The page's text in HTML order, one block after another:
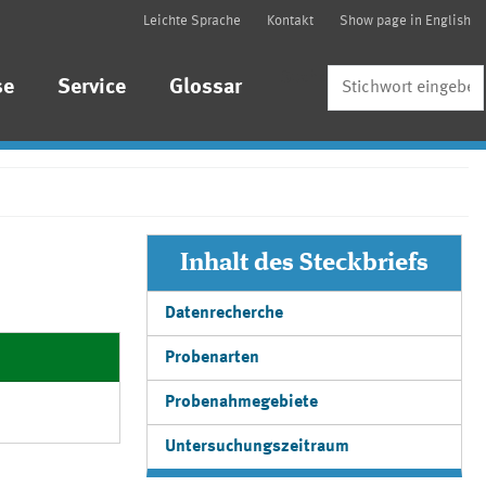
Leichte Sprache Kontakt Show page in English
Service Glossar
Inhalt des Steckbriefs
Datenrecherche
Probenarten
Probenahmegebiete
Untersuchungszeitraum